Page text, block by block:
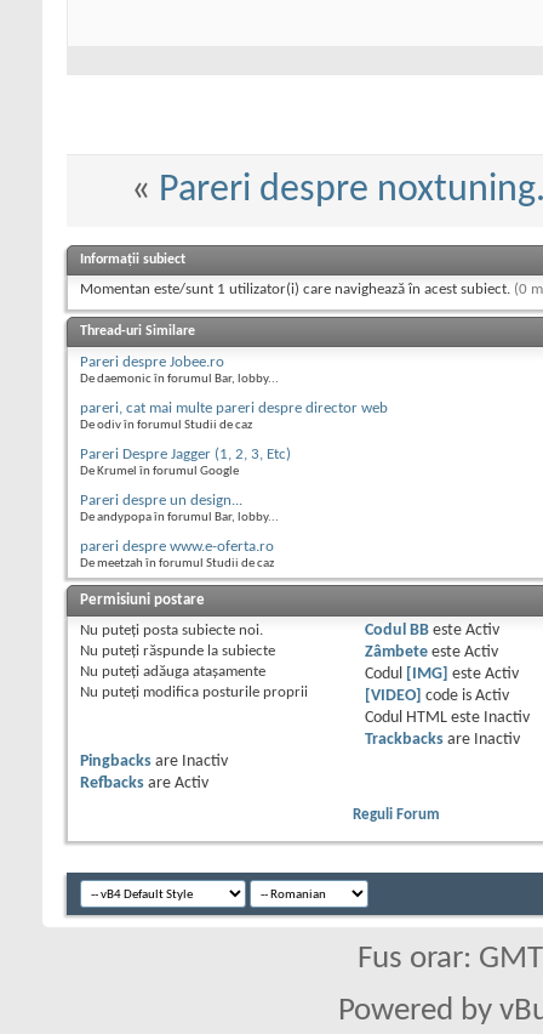
« Pareri despre
Informații subiect
Momentan este/sunt 1 utilizator(i) care navighează în acest subiect. (0
Thread-uri Similare
Pareri despre Jobee.ro
De daemonic în forumul Bar, lobby...
pareri, cat mai multe pareri despre director web
De odiv în forumul Studii de caz
Pareri Despre Jagger (1, 2, 3, Etc)
De Krumel în forumul Google
Pareri despre un design...
De andypopa în forumul Bar, lobby...
pareri despre www.e-oferta.ro
De meetzah în forumul Studii de caz
Permisiuni postare
Nu puteţi posta subiecte noi.
Nu puteţi răspunde la subiecte
Nu puteţi adăuga ataşamente
Nu puteţi modifica posturile proprii
Codul BBeste Activ
Zâmbeteeste Activ
Codul
[IMG] este Activ
[VIDEO] code is Activ
Codul HTML este
Inactiv
Trackbacksare
Inactiv
Pingbacks are
Inactiv
Refbacks are Activ
Reguli Forum
Fus orar:
Powered by